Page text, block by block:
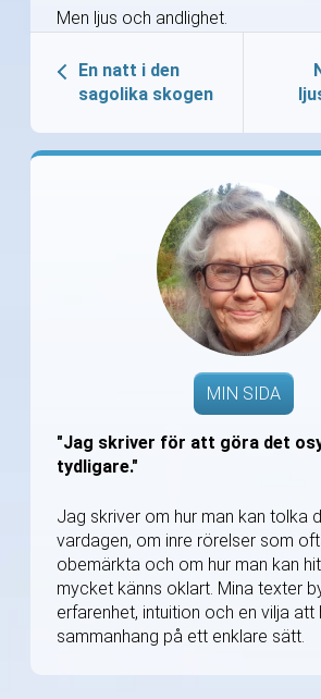
Men ljus och andlighet.
En natt i den
sagolika skogen
MIN SIDA
"Jag skriver för att göra det
tydligare."
Jag skriver om hur man kan tolka
vardagen, om inre rörelser som
obemärkta och om hur man kan
mycket känns oklart. Mina texter
erfarenhet, intuition och en vilja att
sammanhang på ett enklare sätt.